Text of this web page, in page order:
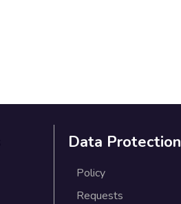
Data Protection
Policy
Requests